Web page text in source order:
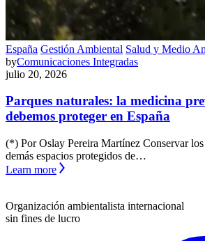
España Gestión Ambiental Salud y Medio
byComunicaciones Integradas
julio 20, 2026
Parques naturales: la medicina
debemos proteger en España
(*) Por Oslay Pereira Martínez Conservar
demás espacios protegidos de…
Learn more
Organización ambientalista internacional
sin fines de lucro